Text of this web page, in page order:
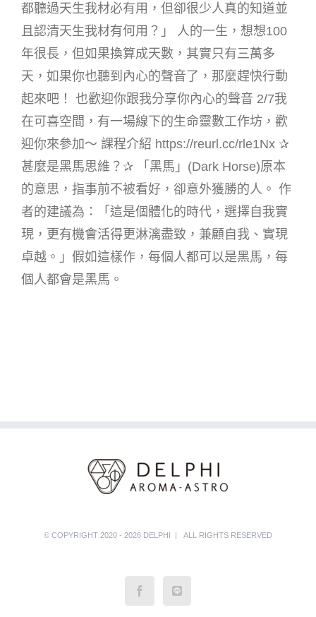
都聽過天生我材必有用，但卻很少人真的知道並
且認清天生我材有何用？」 人的一生，想想100
年很長，但如果換算成天數，其實只有三萬多
天，如果你也聽到內心的聲音了，那麼趕快行動
起來吧！ 也歡迎你跟我分享你內心的聲音 2/7我
在可喜空間，有一場線下的生命靈數工作坊，歡
迎你來參加～ 課程介紹 https://reurl.cc/rle1Nx ✰
甚麼是黑馬思維？✰ 「黑馬」(Dark Horse)原本
的意思，指事前不被看好，卻意外獲勝的人。 作
者的建議為：「這是個體化的時代，選擇自我實
現，更有機會活得更淋漓盡致，兼顧自我、實現
卓越。」假如這樣作，每個人都可以是黑馬，每
個人都會是黑馬。
© COPYRIGHT 2020 - 2026 DELPHI | ALL RIGHTS RESERVED